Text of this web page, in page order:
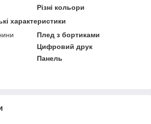
Різні кольори
характеристики
Плед з бортиками
Цифровий друк
Панель